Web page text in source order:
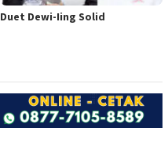
Duet Dewi-Iing Solid